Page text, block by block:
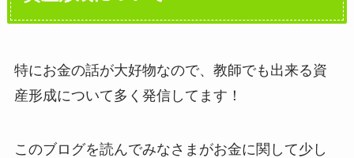
特にお金の話が大好物なので、教師でも出来る資
産形成について多く発信してます！
このブログを読んでみなさまがお金に関して少し